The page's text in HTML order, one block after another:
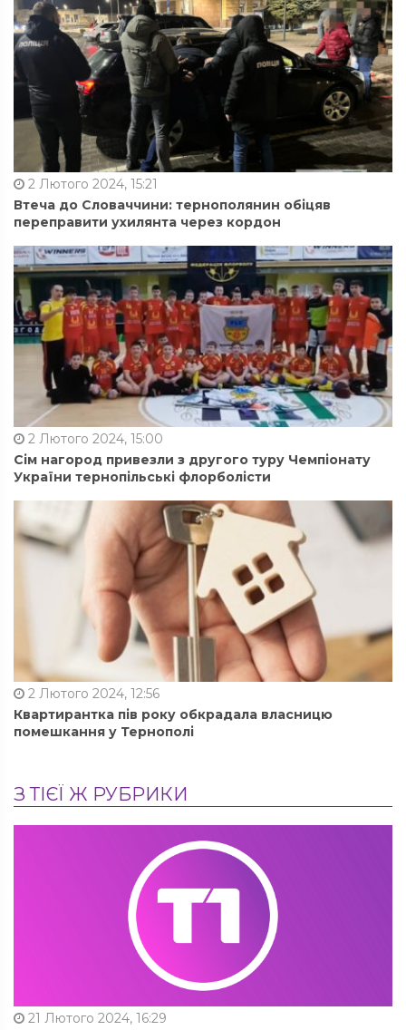
2 Лютого 2024, 15:21
Втеча до Словаччини: тернополянин обіцяв
переправити ухилянта через кордон
2 Лютого 2024, 15:00
Сім нагород привезли з другого туру Чемпіонату
України тернопільські флорболісти
2 Лютого 2024, 12:56
Квартирантка пів року обкрадала власницю
помешкання у Тернополі
З ТІЄЇ Ж РУБРИКИ
21 Лютого 2024, 16:29